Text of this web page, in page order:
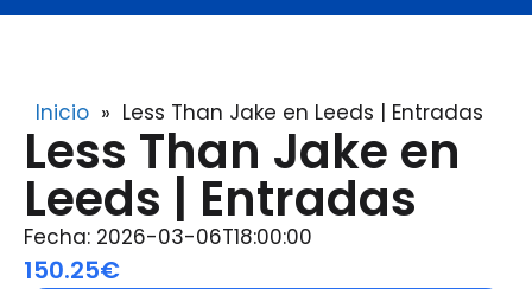
Inicio » Less Than Jake en Leeds | Entradas
Less Than Jake en
Leeds | Entradas
Fecha: 2026-03-06T18:00:00
150.25€